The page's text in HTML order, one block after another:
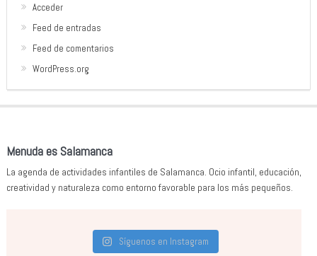
Acceder
Feed de entradas
Feed de comentarios
WordPress.org
Menuda es Salamanca
La agenda de actividades infantiles de Salamanca. Ocio infantil, educación,
creatividad y naturaleza como entorno favorable para los más pequeños.
Síguenos en Instagram